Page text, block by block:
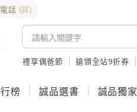
話 (詳)
禮享偶爸節 搶領全站9折券
榜 誠品選書 誠品獨家